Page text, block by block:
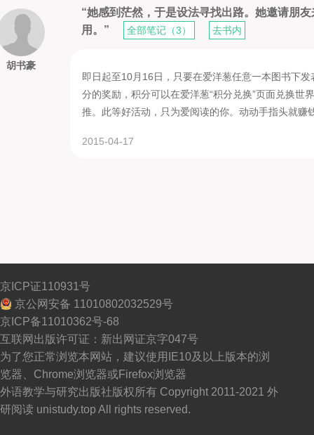
胡书豪
“她感到茫然，于是设法寻找出路。她邀请朋
用。”
全部笔记（3） 去书内
即日起至10月16日，只要在爱洋葱任意一本图书下
分的奖励，积分可以在爱洋葱“积分兑换”页面兑换
推。此等好活动，只为爱阅读的你。动动手指头就赚
2015-04-17
京ICP证110931号
京公网安备 11010802032529号
京ICP备11010362号-68
互联网出版许可证：新出网证京字047号
为了您正常浏览本网站，建议使用IE10及以上版本的浏
览器、Chrome浏览器或Firefox浏览器
外语教学与研究出版社版权所有 Copyright 2011-2021 外
研阅读 unistudy.top All rights reserved.